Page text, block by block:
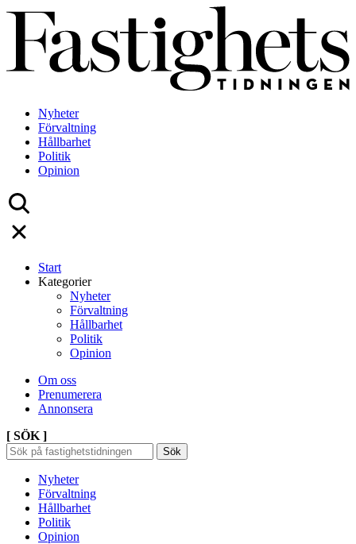
Skip
content
Nyheter
Förvaltning
Hållbarhet
Politik
Opinion
Start
Kategorier
Nyheter
Förvaltning
Hållbarhet
Politik
Opinion
Om oss
Prenumerera
Annonsera
[ SÖK ]
Sök
efter:
Sök
Sök
Nyheter
Förvaltning
Hållbarhet
Politik
Opinion